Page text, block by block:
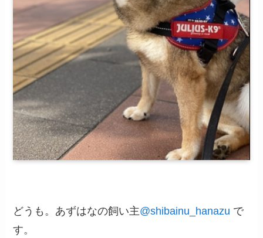
どうも。あずはなの飼い主@shibainu_hanazu で
す。